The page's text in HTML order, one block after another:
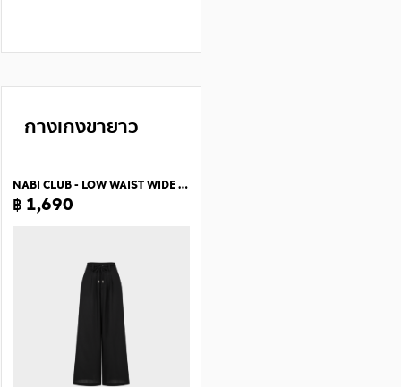
กางเกงขายาว
NABI CLUB - LOW WAIST WIDE PANTS
฿ 1,690